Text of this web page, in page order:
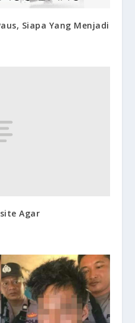
Siapa Yang Menjadi
Agar